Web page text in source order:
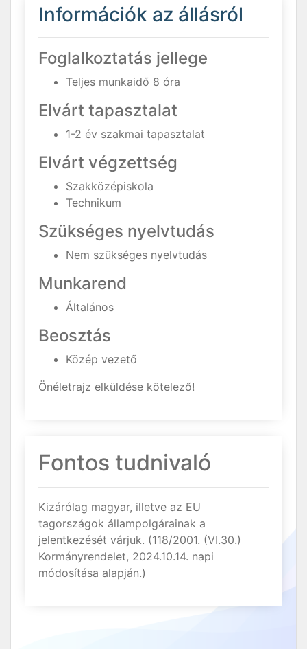
Információk az állásról
Foglalkoztatás jellege
Teljes munkaidő 8 óra
Elvárt tapasztalat
1-2 év szakmai tapasztalat
Elvárt végzettség
Szakközépiskola
Technikum
Szükséges nyelvtudás
Nem szükséges nyelvtudás
Munkarend
Általános
Beosztás
Közép vezető
Önéletrajz elküldése kötelező!
Fontos tudnivaló
Kizárólag magyar, illetve az EU
tagországok állampolgárainak a
jelentkezését várjuk. (118/2001. (VI.30.)
Kormányrendelet, 2024.10.14. napi
módosítása alapján.)